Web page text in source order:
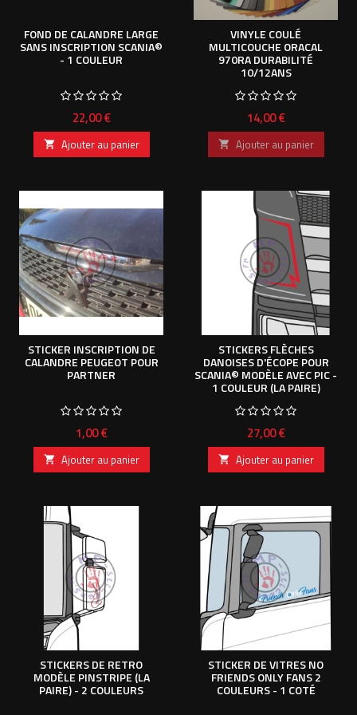
FOND DE CALANDRE LARGE
SANS INSCRIPTION SCANIA©
- 1 COULEUR
Prix
22,00 €
 Ajouter au panier
VINYLE COULÉ
MULTICOUCHE ORACAL
970RA DURABILITÉ
10/12ANS
Prix
14,00 €
 Ajouter au panier
STICKER INSCRIPTION DE
CALANDRE PEUGEOT POUR
PARTNER
Prix
1,00 €
 Ajouter au panier
STICKERS FLÈCHES
DANOISES D'ÉCOPE POUR
SCANIA© MODÈLE AVEC PIC -
1 COULEUR (LA PAIRE)
Prix
27,00 €
 Ajouter au panier
STICKERS DE RETRO
MODÈLE PINSTRIPE (LA
PAIRE) - 2 COULEURS
STICKER DE VITRES NO
FRIENDS ONLY FANS 2
COULEURS - 1 COTÉ